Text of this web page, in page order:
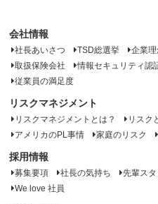
会社情報
社長あいさつ TSD総選挙 企業
取扱保険会社
情報セキュリティ認
従業員の満足度
リスクマネジメント
リスクマネジメントとは？ リスク
アメリカのPL事情
家庭のリスク
採用情報
募集要項 社長の気持ち 先輩ス
We love 社員